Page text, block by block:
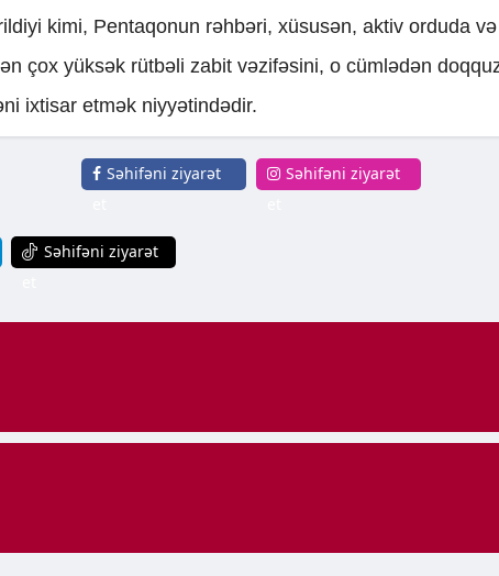
kimi, Pentaqonun rəhbəri, xüsusən, aktiv orduda
çox yüksək rütbəli zabit vəzifəsini, o cümlədən
ixtisar etmək niyyətindədir.
Səhifəni ziyarət
Səhifəni ziyarət
Səhifəni ziyarət